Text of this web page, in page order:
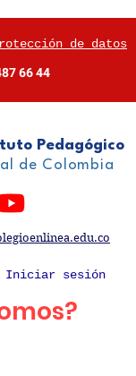
de datos
66 44
Pedagógico
de Colombia
Iniciar sesión